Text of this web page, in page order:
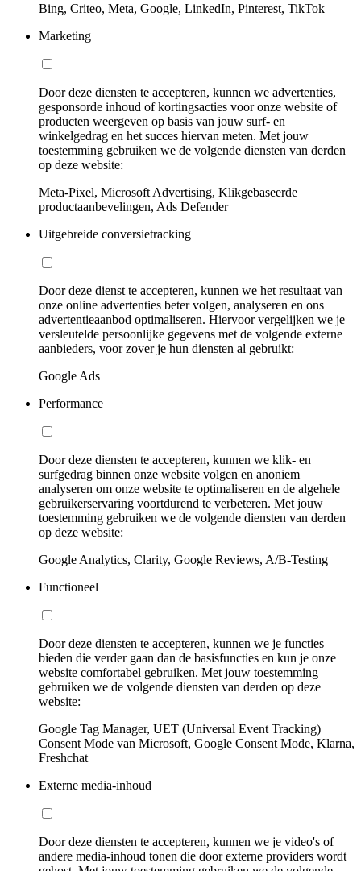
Bing, Criteo, Meta, Google, LinkedIn, Pinterest, TikTok
Marketing
Door deze diensten te accepteren, kunnen we advertenties,
gesponsorde inhoud of kortingsacties voor onze website of
producten weergeven op basis van jouw surf- en
winkelgedrag en het succes hiervan meten. Met jouw
toestemming gebruiken we de volgende diensten van derden
op deze website:
Meta-Pixel, Microsoft Advertising, Klikgebaseerde
productaanbevelingen, Ads Defender
Uitgebreide conversietracking
Door deze dienst te accepteren, kunnen we het resultaat van
onze online advertenties beter volgen, analyseren en ons
advertentieaanbod optimaliseren. Hiervoor vergelijken we je
versleutelde persoonlijke gegevens met de volgende externe
aanbieders, voor zover je hun diensten al gebruikt:
Google Ads
Performance
Door deze diensten te accepteren, kunnen we klik- en
surfgedrag binnen onze website volgen en anoniem
analyseren om onze website te optimaliseren en de algehele
gebruikerservaring voortdurend te verbeteren. Met jouw
toestemming gebruiken we de volgende diensten van derden
op deze website:
Google Analytics, Clarity, Google Reviews, A/B-Testing
Functioneel
Door deze diensten te accepteren, kunnen we je functies
bieden die verder gaan dan de basisfuncties en kun je onze
website comfortabel gebruiken. Met jouw toestemming
gebruiken we de volgende diensten van derden op deze
website:
Google Tag Manager, UET (Universal Event Tracking)
Consent Mode van Microsoft, Google Consent Mode, Klarna,
Freshchat
Externe media-inhoud
Door deze diensten te accepteren, kunnen we je video's of
andere media-inhoud tonen die door externe providers wordt